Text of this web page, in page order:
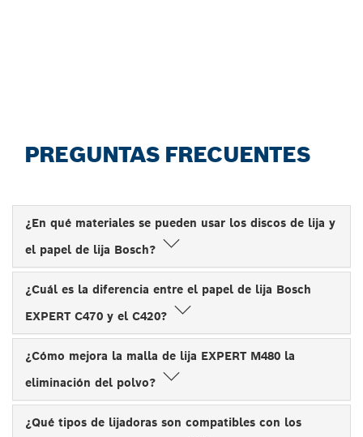
PREGUNTAS FRECUENTES
¿En qué materiales se pueden usar los discos de lija y
el papel de lija Bosch?
¿Cuál es la diferencia entre el papel de lija Bosch
EXPERT C470 y el C420?
¿Cómo mejora la malla de lija EXPERT M480 la
eliminación del polvo?
¿Qué tipos de lijadoras son compatibles con los